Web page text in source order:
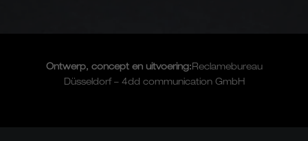
Ontwerp, concept en uitvoering:Reclamebureau
Düsseldorf – 4dd communication GmbH